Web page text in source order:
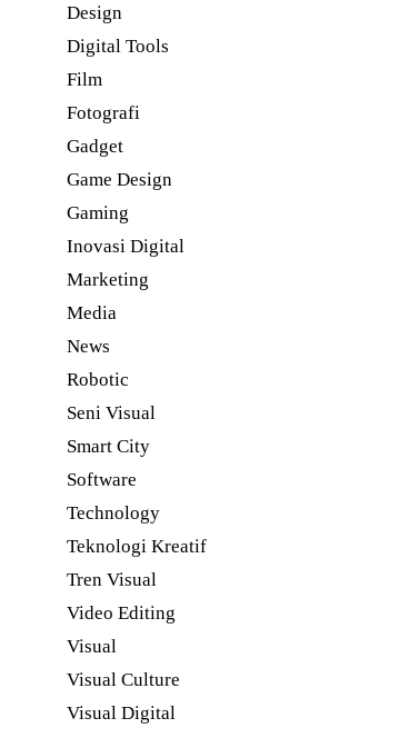
Design
Digital Tools
Film
Fotografi
Gadget
Game Design
Gaming
Inovasi Digital
Marketing
Media
News
Robotic
Seni Visual
Smart City
Software
Technology
Teknologi Kreatif
Tren Visual
Video Editing
Visual
Visual Culture
Visual Digital